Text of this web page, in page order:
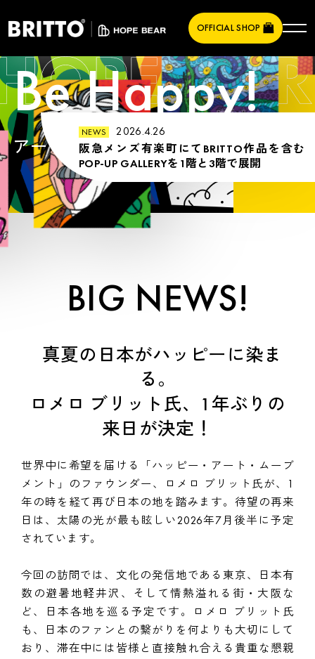
OFFICIAL SHOP
Be Happy!
アートのチカラで、世界に希望を。
NEWS
2026.4.26
阪急メンズ有楽町にてBRITTO作品を含む
POP-UP GALLERYを1階と3階で展開
BIG NEWS!
真夏の日本がハッピーに染ま
る。
ロメロ ブリット氏、1年ぶりの
来日が決定！
世界中に希望を届ける「ハッピー・アート・ムーブ
メント」のファウンダー、ロメロ ブリット氏が、1
年の時を経て再び日本の地を踏みます。待望の再来
日は、太陽の光が最も眩しい2026年7月後半に予定
されています。
今回の訪問では、文化の発信地である東京、日本有
数の避暑地軽井沢、そして情熱溢れる街・大阪な
ど、日本各地を巡る予定です。ロメロ ブリット氏
も、日本のファンとの繋がりを何よりも大切にして
おり、滞在中には皆様と直接触れ合える貴重な懇親